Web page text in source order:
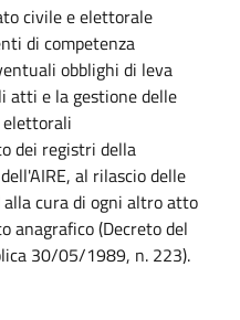
civile e elettorale
di competenza
obblighi di leva
atti e la gestione delle
elettorali
dei registri della
al rilascio delle
cura di ogni altro atto
anagrafico (Decreto del
30/05/1989, n. 223).